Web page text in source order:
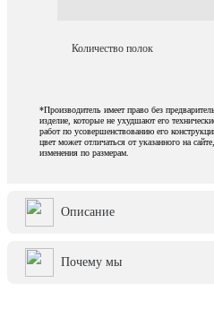
Количество полок
*Производитель имеет право без
изделие, которые не ухудшают его
работ по усовершенствованию его
цвет может отличаться от указанного на
изменения по размерам.
Описание
Почему мы